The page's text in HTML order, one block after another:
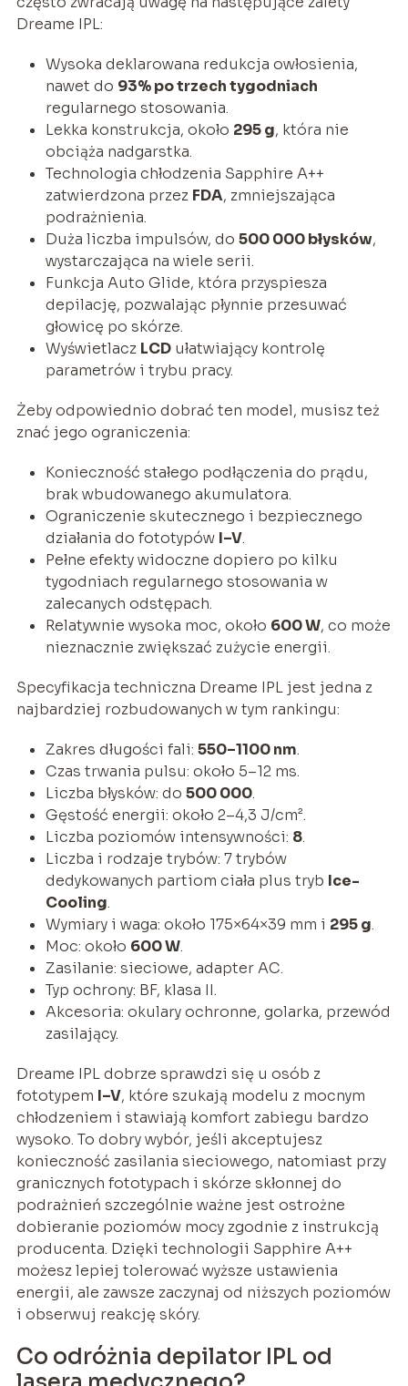
Dreame IPL:
Wysoka deklarowana redukcja owłosienia,
nawet do 93% po trzech tygodniach
regularnego stosowania.
Lekka konstrukcja, około 295 g, która nie
obciąża nadgarstka.
Technologia chłodzenia Sapphire A++
zatwierdzona przez FDA, zmniejszająca
podrażnienia.
Duża liczba impulsów, do 500 000 błysków,
wystarczająca na wiele serii.
Funkcja Auto Glide, która przyspiesza
depilację, pozwalając płynnie przesuwać
głowicę po skórze.
Wyświetlacz LCDułatwiający kontrolę
parametrów i trybu pracy.
Żeby odpowiednio dobrać ten model, musisz też
znać jego ograniczenia:
Konieczność stałego podłączenia do prądu,
brak wbudowanego akumulatora.
Ograniczenie skutecznego i bezpiecznego
działania do fototypów I–V.
Pełne efekty widoczne dopiero po kilku
tygodniach regularnego stosowania w
zalecanych odstępach.
Relatywnie wysoka moc, około 600 W, co może
nieznacznie zwiększać zużycie energii.
Specyfikacja techniczna Dreame IPL jest jedna z
najbardziej rozbudowanych w tym rankingu:
Zakres długości fali: 550–1100 nm.
Czas trwania pulsu: około 5–12 ms.
Liczba błysków: do 500 000.
Gęstość energii: około 2–4,3 J/cm².
Liczba poziomów intensywności: 8.
Liczba i rodzaje trybów: 7 trybów
dedykowanych partiom ciała plus tryb Ice-
Cooling.
Wymiary i waga: około 175×64×39 mm i 295 g.
Moc: około 600 W.
Zasilanie: sieciowe, adapter AC.
Typ ochrony: BF, klasa II.
Akcesoria: okulary ochronne, golarka, przewód
zasilający.
Dreame IPL dobrze sprawdzi się u osób z
fototypem I–V, które szukają modelu z mocnym
chłodzeniem i stawiają komfort zabiegu bardzo
wysoko. To dobry wybór, jeśli akceptujesz
konieczność zasilania sieciowego, natomiast przy
granicznych fototypach i skórze skłonnej do
podrażnień szczególnie ważne jest ostrożne
dobieranie poziomów mocy zgodnie z instrukcją
producenta. Dzięki technologii Sapphire A++
możesz lepiej tolerować wyższe ustawienia
energii, ale zawsze zaczynaj od niższych poziomów
i obserwuj reakcję skóry.
Co odróżnia depilator IPL od